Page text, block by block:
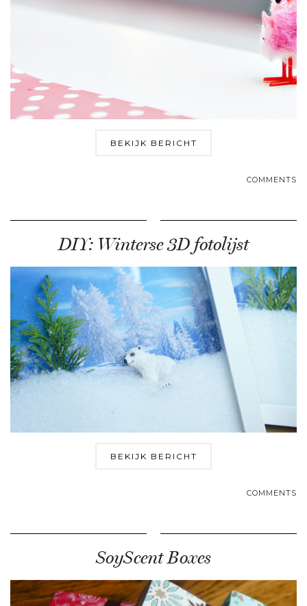
BEKIJK BERICHT
COMMENTS
DIY: Winterse 3D fotolijst
BEKIJK BERICHT
COMMENTS
SoyScent Boxes